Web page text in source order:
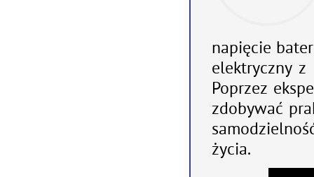
napięcie
elektryczny
Poprzez
zdobywać
życia.